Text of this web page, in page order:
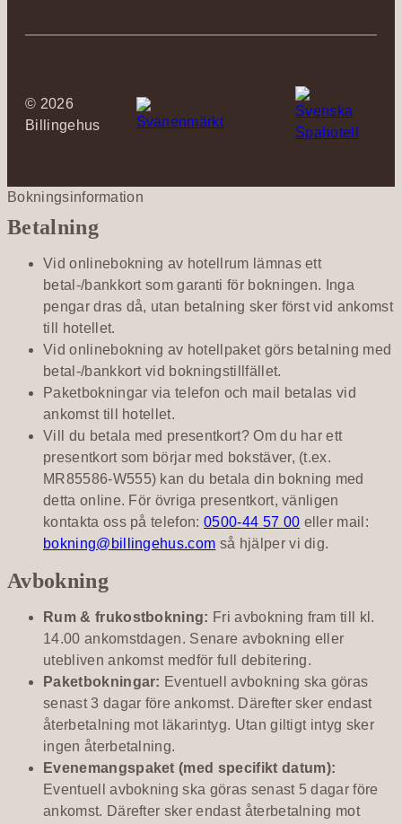
© 2026
Billingehus
Bokningsinformation
Betalning
Vid onlinebokning av hotellrum lämnas ett
betal-/bankkort som garanti för bokningen. Inga
pengar dras då, utan betalning sker först vid ankomst
till hotellet.
Vid onlinebokning av hotellpaket görs betalning med
betal-/bankkort vid bokningstillfället.
Paketbokningar via telefon och mail betalas vid
ankomst till hotellet.
Vill du betala med presentkort? Om du har ett
presentkort som börjar med bokstäver, (t.ex.
MR85586-W555) kan du betala din bokning med
detta online. För övriga presentkort, vänligen
kontakta oss på telefon:0500-44 57 00 eller mail:
bokning@billingehus.com så hjälper vi dig.
Avbokning
Rum & frukostbokning: Fri avbokning fram till kl.
14.00 ankomstdagen. Senare avbokning eller
utebliven ankomst medför full debitering.
Paketbokningar: Eventuell avbokning ska göras
senast 3 dagar före ankomst. Därefter sker endast
återbetalning mot läkarintyg. Utan giltigt intyg sker
ingen återbetalning.
Evenemangspaket (med specifikt datum):
Eventuell avbokning ska göras senast 5 dagar före
ankomst. Därefter sker endast återbetalning mot